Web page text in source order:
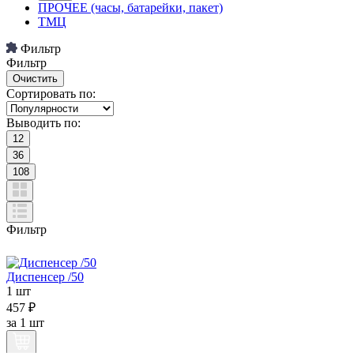
ПРОЧЕЕ (часы, батарейки, пакет)
ТМЦ
Фильтр
Фильтр
Сортировать по:
Выводить по:
12
36
108
Фильтр
Диспенсер /50
1 шт
457 ₽
за 1 шт